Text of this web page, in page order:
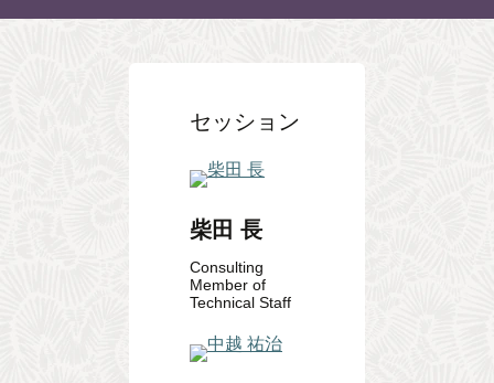
セッション
柴田 長
Consulting
Member of
Technical Staff